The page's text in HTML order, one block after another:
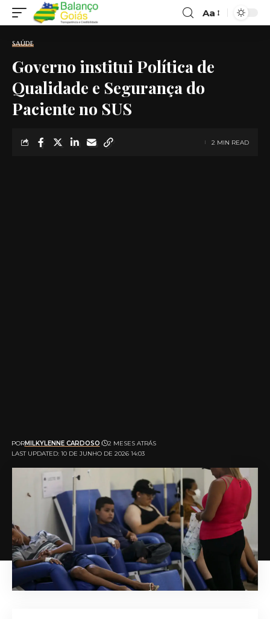
Font
Aa
SAÚDE
Governo institui Política de
Qualidade e Segurança do
Paciente no SUS
LAST UPDATED: 10 DE JUNHO DE 2026 14:03
PORMILKYLENNE CARDOSO 2 MESES ATRÁS
2 MIN READ